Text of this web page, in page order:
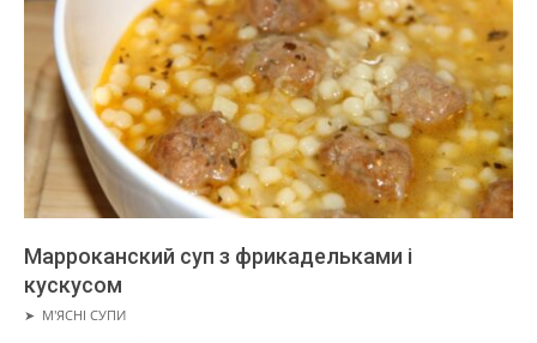
Марроканский суп з фрикадельками і
кускусом
2019-
➤ М'ЯСНІ СУПИ